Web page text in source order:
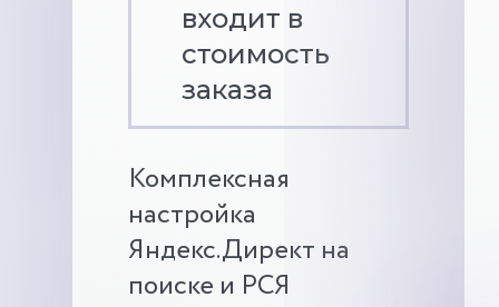
входит в
стоимость
заказа
Комплексная
настройка
Яндекс.Директ на
поиске и РСЯ